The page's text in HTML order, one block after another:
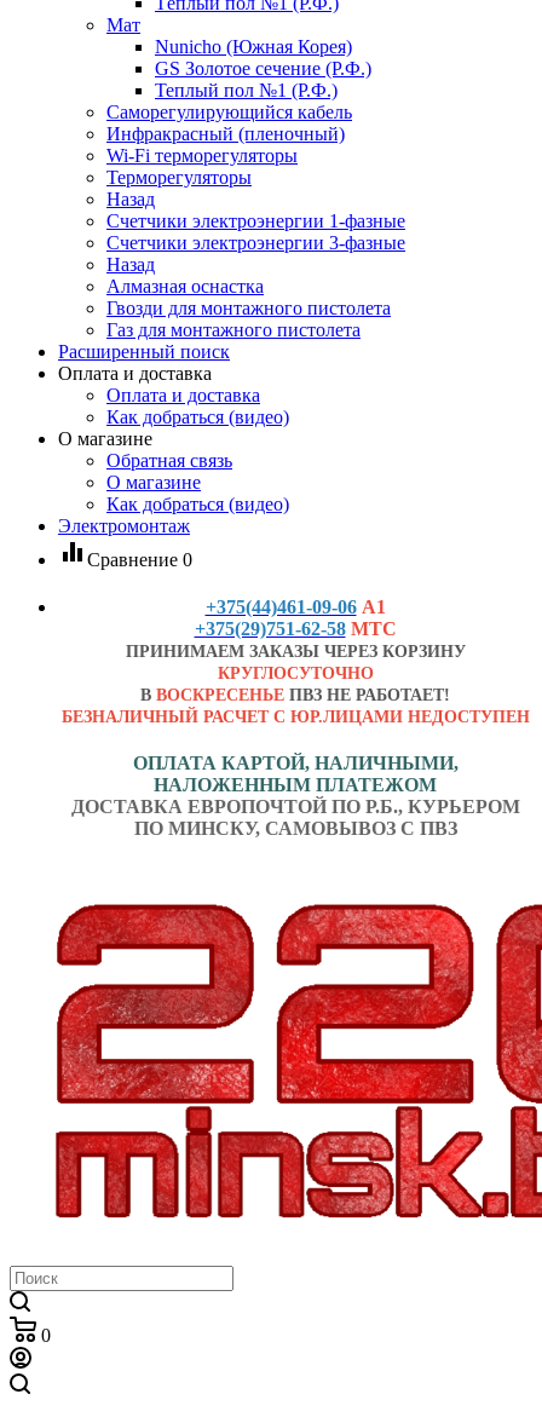
Мат
Nunicho (Южная Корея)
GS Золотое сечение (Р.Ф.)
Теплый пол №1 (Р.Ф.)
Саморегулирующийся кабель
Инфракрасный (пленочный)
Wi-Fi терморегуляторы
Терморегуляторы
Назад
Счетчики электроэнергии 1-фазные
Счетчики электроэнергии 3-фазные
Назад
Алмазная оснастка
Гвозди для монтажного пистолета
Газ для монтажного пистолета
Расширенный поиск
Оплата и доставка
Оплата и доставка
Как добраться (видео)
О магазине
Обратная связь
О магазине
Как добраться (видео)
Электромонтаж
equalizer Сравнение 0
+375(44)461-09-06 А1
+375(29)751-62-58 МТС
ПРИНИМАЕМ ЗАКАЗЫ ЧЕРЕЗ КОРЗИНУ
КРУГЛОСУТОЧНО
В ВОСКРЕСЕНЬЕ ПВЗ НЕ РАБОТАЕТ!
БЕЗНАЛИЧНЫЙ РАСЧЕТ С ЮР.ЛИЦАМИ НЕДОСТУПЕН
ОПЛАТА КАРТОЙ, НАЛИЧНЫМИ,
НАЛОЖЕННЫМ ПЛАТЕЖОМ
ДОСТАВКА ЕВРОПОЧТОЙ ПО Р.Б., КУРЬЕРОМ
ПО МИНСКУ, САМОВЫВОЗ С ПВЗ
0